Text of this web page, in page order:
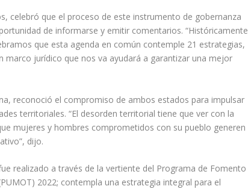
celebró que el proceso de este instrumento de gobernanza
de informarse y emitir comentarios. “Históricamente
que esta agenda en común contemple 21 estrategias,
jurídico que nos va ayudará a garantizar una mejor
reconoció el compromiso de ambos estados para impulsar
territoriales. “El desorden territorial tiene que ver con la
mujeres y hombres comprometidos con su pueblo generen
dijo.
realizado a través de la vertiente del Programa de Fomento
2022; contempla una estrategia integral para el